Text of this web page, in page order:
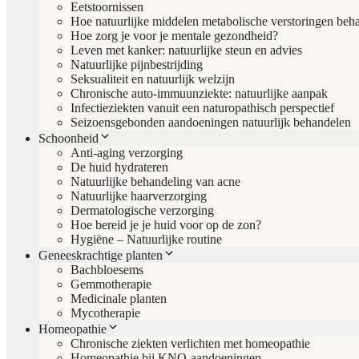
Eetstoornissen
Hoe natuurlijke middelen metabolische verstoringen
Hoe zorg je voor je mentale gezondheid?
Leven met kanker: natuurlijke steun en advies
Natuurlijke pijnbestrijding
Seksualiteit en natuurlijk welzijn
Chronische auto-immuunziekte: natuurlijke aanpak
Infectieziekten vanuit een naturopathisch perspectief
Seizoensgebonden aandoeningen natuurlijk behandelen
Schoonheid
Anti-aging verzorging
De huid hydrateren
Natuurlijke behandeling van acne
Natuurlijke haarverzorging
Dermatologische verzorging
Hoe bereid je je huid voor op de zon?
Hygiëne – Natuurlijke routine
Geneeskrachtige planten
Bachbloesems
Gemmotherapie
Medicinale planten
Mycotherapie
Homeopathie
Chronische ziekten verlichten met homeopathie